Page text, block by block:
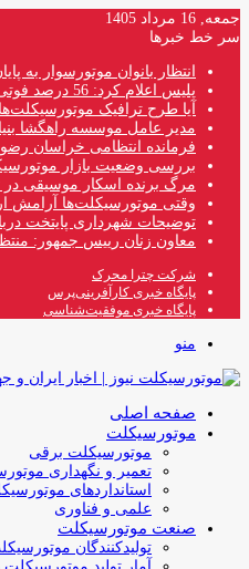
جمعه, 16 مرداد 1405
سر خط خبرها
انتظار بانوان موتورسوار به
پلیس اعلام کرد: 56 درصد فوتی‌های تصادفات قم را راکبان موتورسیکلت تشکیل می‌دهند
آیا طرح ترافیک
مدیر عامل موسسه راهگشا
فرمانده انتظامی خراسان
بررسی وضعیت بازار
مرگ برنده اسکار موسیقی
وقتی موتورسیکلت‌ها آرامش
توضیحات شهرداری پایتخت
معاون زنان رییس جمهور:
شرکت چترا محرک
پایگاه خبری کارآفرینی‌پرس
پایگاه خبری موفقیت‌شناسی
منو
صفحه اصلی
موتورسیکلت
موتورسیکلت برقی
تعمیر و نگهداری
استانداردهای
علمی و فناوری
صنعت موتورسیکلت
تولیدکنندگان